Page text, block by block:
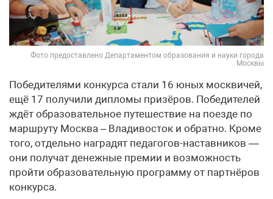
Фото предоставлено Департаментом образования и науки города
Москвы
Победителями конкурса стали 16 юных москвичей,
ещё 17 получили дипломы призёров. Победителей
ждёт образовательное путешествие на поезде по
маршруту Москва – Владивосток и обратно. Кроме
того, отдельно наградят педагогов-наставников —
они получат денежные премии и возможность
пройти образовательную программу от партнёров
конкурса.